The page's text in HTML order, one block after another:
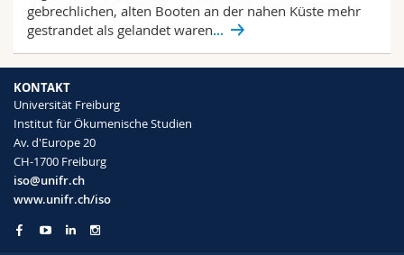
gebrechlichen, alten Booten an der nahen Küste mehr
gestrandet als gelandet waren...
KONTAKT
Universität Freiburg
Institut für Ökumenische Studien
Av. d'Europe 20
CH-1700 Freiburg
iso@unifr.ch
www.unifr.ch/iso